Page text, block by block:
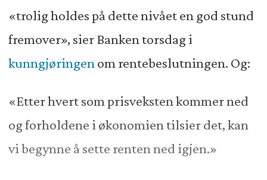
«trolig holdes på dette nivået en god stund
fremover», sier Banken torsdag i
kunngjøringen om rentebeslutningen. Og:
«Etter hvert som prisveksten kommer ned
og forholdene i økonomien tilsier det, kan
vi begynne å sette renten ned igjen.»